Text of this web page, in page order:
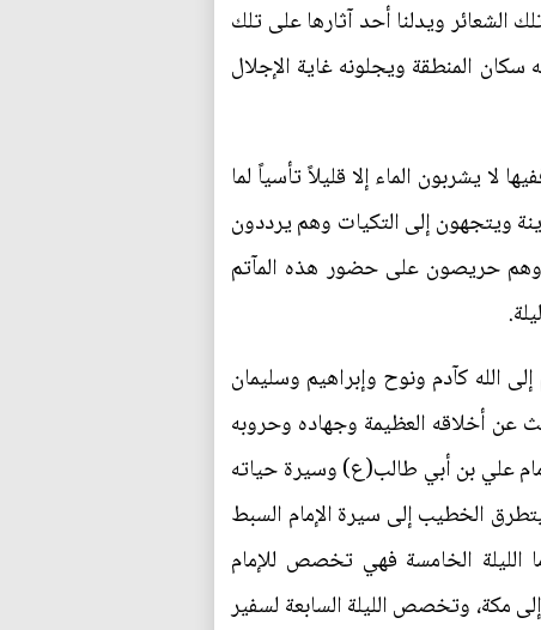
الشعائر ويدلنا أحد آثارها على تلك
المنطقة ويجلونه غاية الإجلال
لا يشربون الماء إلا قليلاً تأسياً لما
ويتجهون إلى التكيات وهم يرددون
وهم حريصون على حضور هذه المآتم
الله كآدم ونوح وإبراهيم وسليمان
أخلاقه العظيمة وجهاده وحروبه
علي بن أبي طالب(ع) وسيرة حياته
الخطيب إلى سيرة الإمام السبط
الليلة الخامسة فهي تخصص للإمام
مكة، وتخصص الليلة السابعة لسفير